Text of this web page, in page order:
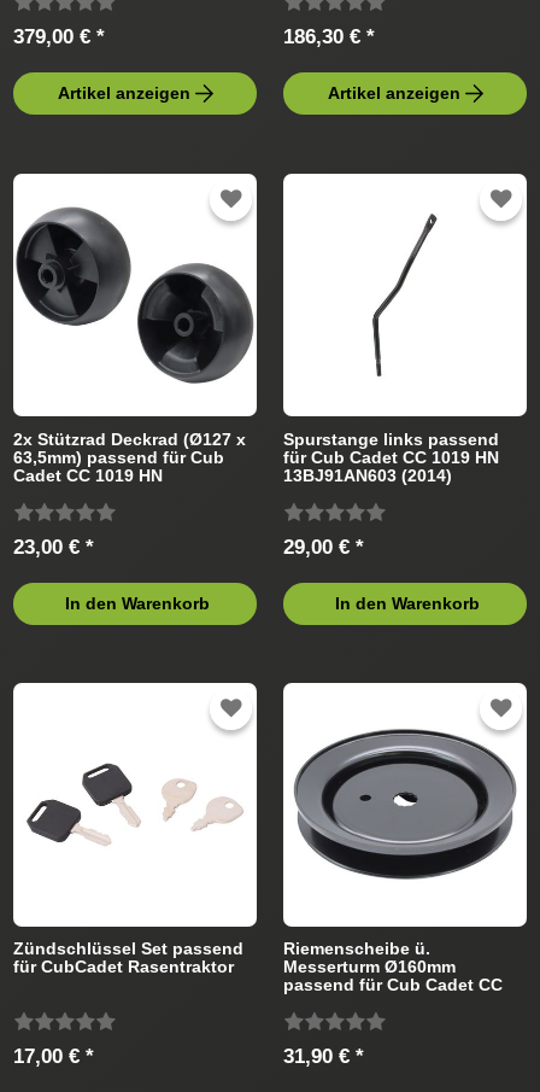
379,00 € *
Artikel anzeigen
186,30 € *
Artikel anzeigen
2x Stützrad Deckrad (Ø127 x
63,5mm) passend für Cub
Cadet CC 1019 HN
Rasentraktor
23,00 € *
In den Warenkorb
Spurstange links passend
für Cub Cadet CC 1019 HN
13BJ91AN603 (2014)
29,00 € *
In den Warenkorb
Zündschlüssel Set passend
für CubCadet Rasentraktor
17,00 € *
Riemenscheibe ü.
Messerturm Ø160mm
passend für Cub Cadet CC
Rasentraktor
31,90 € *